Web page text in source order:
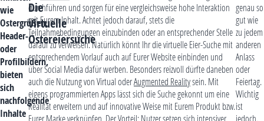
wie
Ostergrüßen,
Header-
oder
Profilbildern,
bieten
sich
nachfolgende
Inhalte
Die
virtuelle
Ostereiersuche
durchführen und sorgen für eine vergleichsweise hohe Interaktion
mit Eurem Inhalt. Achtet jedoch darauf, stets die
Teilnahmebedingungen einzubinden oder an entsprechender Stelle
darauf zu verweisen. Natürlich könnt Ihr die virtuelle Eier-Suche mit
entsprechendem Vorlauf auch auf Eurer Website einbinden und
über Social Media dafür werben. Besonders reizvoll dürfte daneben
auch die Nutzung von Virtual oderAugmented Realitysein. Mit
eigens programmierten Apps lässt sich die Suche gekonnt um eine
Realität erweitern und auf innovative Weise mit Eurem Produkt bzw.
Eurer Marke verknüpfen. Der Vorteil: Nutzer setzen sich intensiver
genau so
gut wie
zu jedem
anderen
Anlass
oder
Feiertag.
Wichtig
ist
jedoch,